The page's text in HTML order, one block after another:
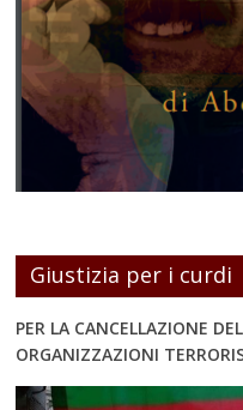
Giustizia per i curdi
PER LA CANCELLAZIONE
ORGANIZZAZIONI